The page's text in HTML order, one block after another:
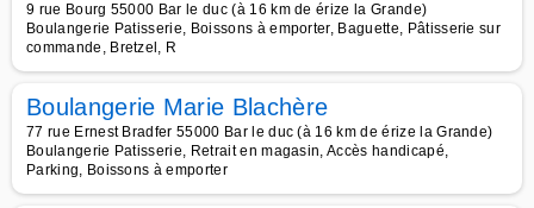
9 rue Bourg 55000 Bar le duc (à 16 km de érize la Grande)
Boulangerie Patisserie, Boissons à emporter, Baguette, Pâtisserie sur
commande, Bretzel, R
Boulangerie Marie Blachère
77 rue Ernest Bradfer 55000 Bar le duc (à 16 km de érize la Grande)
Boulangerie Patisserie, Retrait en magasin, Accès handicapé,
Parking, Boissons à emporter